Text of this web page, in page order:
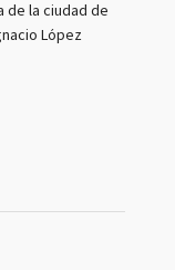
de la ciudad de
López